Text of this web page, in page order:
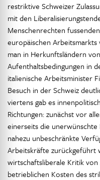
restriktive Schweizer
mit den
Menschenrechten
europäischen Arbeitsmarkts
man in Herkunftsländern
Aufenthaltsbedingungen in
italienische Arbeitsminister
Besuch in der Schweiz
viertens gab es
Richtungen: zunächst vor
einerseits die
nahezu unbeschränkte
Arbeitskräfte zurückgeführt
wirtschaftsliberale Kritik
betrieblichen Kosten des